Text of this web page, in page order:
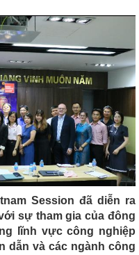
Session đã diễn ra
sự tham gia của đông
lĩnh vực công nghiệp
dẫn và các ngành công